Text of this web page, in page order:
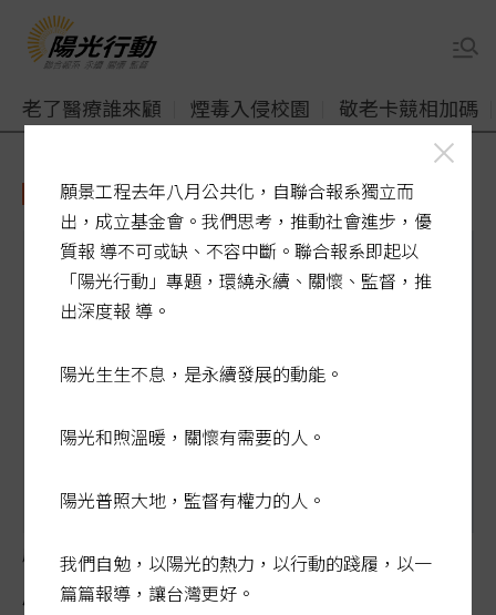
老了醫療誰來顧 煙毒入侵校園 敬老卡競相加碼
光電板
屋頂光電藏隱憂
屋頂強制設置光電8月上路 配套不足恐埋後患
願景工程去年八月公共化，自聯合報系獨立而
出，成立基金會。我們思考，推動社會進步，優
質報 導不可或缺、不容中斷。聯合報系即起以
「陽光行動」專題，環繞永續、關懷、監督，推
出深度報 導。
陽光生生不息，是永續發展的動能。
陽光和煦溫暖，關懷有需要的人。
陽光普照大地，監督有權力的人。
我們自勉，以陽光的熱力，以行動的踐履，以一
篇篇報導，讓台灣更好。